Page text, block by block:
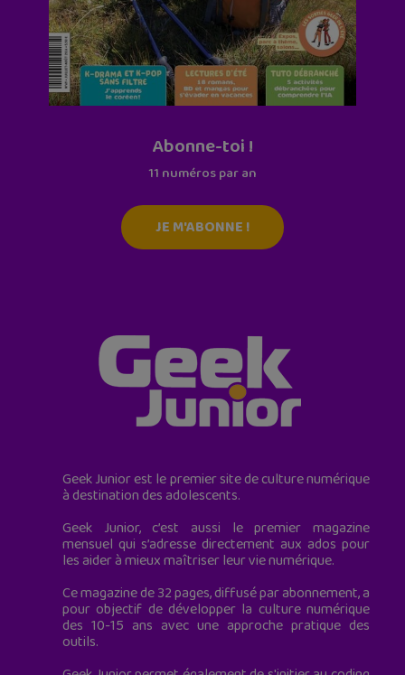
Abonne-toi !
11 numéros par an
JE M'ABONNE !
Geek Junior est le premier site de culture numérique
à destination des adolescents.
Geek Junior, c’est aussi le premier magazine
mensuel qui s’adresse directement aux ados pour
les aider à mieux maîtriser leur vie numérique.
Ce magazine de 32 pages, diffusé par abonnement, a
pour objectif de développer la culture numérique
des 10-15 ans avec une approche pratique des
outils.